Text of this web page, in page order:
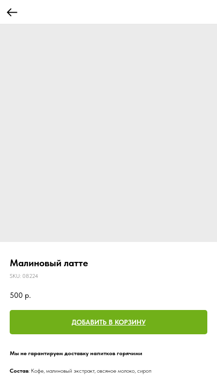
Малиновый латте
SKU: 08224
500 р.
ДОБАВИТЬ В КОРЗИНУ
Мы не гарантируем доставку напитков горячими
Состав: Кофе, малиновый экстракт, овсяное молоко, сироп